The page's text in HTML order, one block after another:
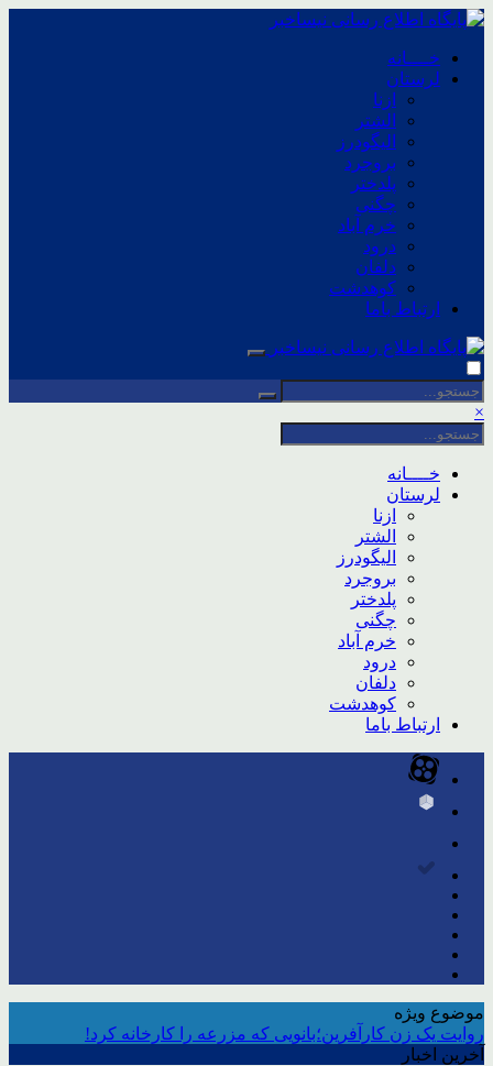
خــــانه
لرستان
ازنا
الشتر
الیگودرز
بروجرد
پلدختر
چگنی
خرم آباد
درود
دلفان
کوهدشت
ارتباط باما
×
خــــانه
لرستان
ازنا
الشتر
الیگودرز
بروجرد
پلدختر
چگنی
خرم آباد
درود
دلفان
کوهدشت
ارتباط باما
موضوع ویژه
روایت یک زن کارآفرین؛بانویی که مزرعه را کارخانه کرد!
آخرین اخبار